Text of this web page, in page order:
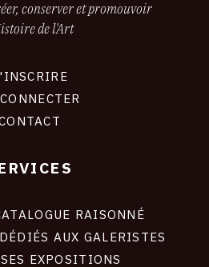
conserver et promouvoir
de l'Art
RAISONNÉ
AUX GALERISTES
EXPOSITIONS